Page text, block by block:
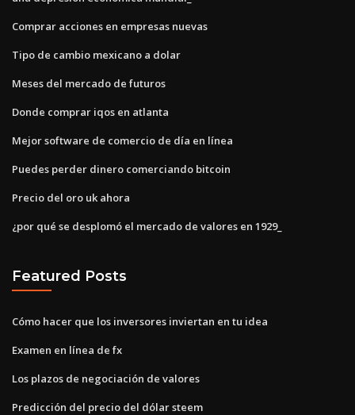
Comprar acciones en empresas nuevas
Tipo de cambio mexicano a dolar
Meses del mercado de futuros
Donde comprar iqos en atlanta
Mejor software de comercio de día en línea
Puedes perder dinero comerciando bitcoin
Precio del oro uk ahora
¿por qué se desplomó el mercado de valores en 1929_
Featured Posts
Cómo hacer que los inversores inviertan en tu idea
Examen en línea de fx
Los plazos de negociación de valores
Predicción del precio del dólar steem